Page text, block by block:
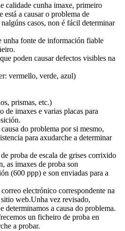
calidade cunha imaxe, primeiro
está a causar o problema de
casos, non é fácil determinar
unha fonte de información fiable
poden causar defectos visibles na
vermello, verde, azul)
prismas, etc.)
de imaxes e varias placas para
do problema por si mesmo,
para axudarche a determinar
proba de escala de grises corrixido
as imaxes de proba son
(600 ppp) e son enviadas para a
electrónico correspondente na
web.Unha vez revisado,
determinamos a causa do problema.
un ficheiro de proba en
a probar.